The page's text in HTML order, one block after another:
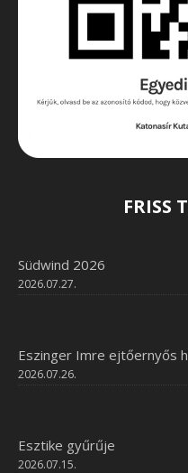
FRISS
Südwind 2026
2026.07.27.
Eszinger Imre ejtőernyős
2026.07.26.
Esztike gyűrűje
2026.07.15.